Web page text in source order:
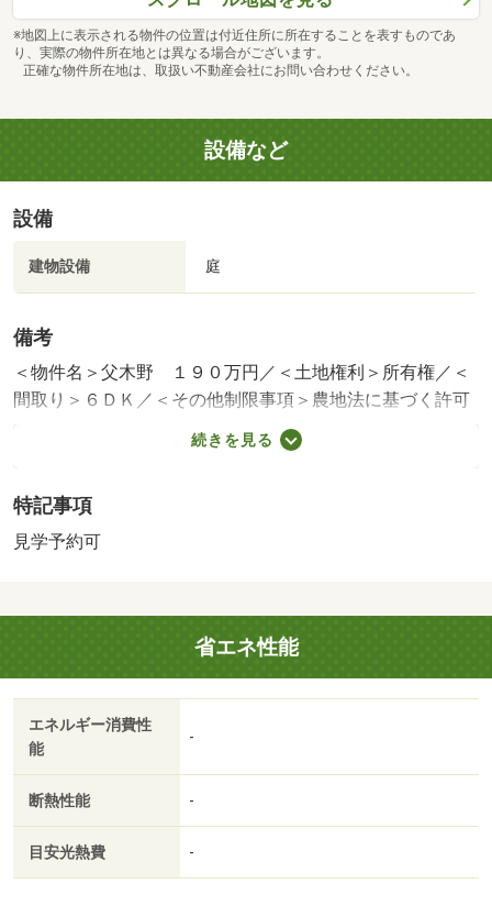
※地図上に表示される物件の位置は付近住所に所在することを表すものであ
り、実際の物件所在地とは異なる場合がございます。
正確な物件所在地は、取扱い不動産会社にお問い合わせください。
設備など
設備
建物設備 庭
備考
＜物件名＞父木野 １９０万円／＜土地権利＞所有権／＜
間取り＞６ＤＫ／＜その他制限事項＞農地法に基づく許可
を得る事が可能な方を売却の条件とします。また、国土利
用計画法並びに森林法に基づく届出を必要とします。売買
① 雑種地（１筆：４４㎡）② 田（５筆：２，１２９
㎡）③ 畑（１筆：２００㎡）④ 山林 （１７筆：１
筆※売主の都合により②～⑥の不動産については、売買対
象不動産より除く場合がある事を予めご承知置き願いま
す。／＜特徴＞【６ＤＫ １９０万円】和風注文住宅のお
家！お庭からの眺望が良好です！、庭
販売戸数：1戸
法令等制限：宅地造成等規制区域・農地法・国土利用計画
含まれている為
続きを見る
特記事項
見学予約可
省エネ性能
エネルギー消費性
能
-
断熱性能 -
目安光熱費 -